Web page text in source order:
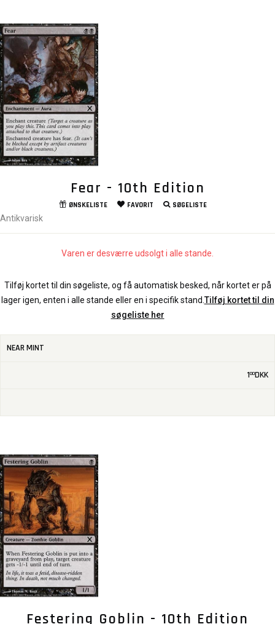
Fear - 10th Edition
ØNSKELISTE FAVORIT SØGELISTE
Antikvarisk
Varen er desværre udsolgt i alle stande.
Tilføj kortet til din søgeliste, og få automatisk besked, når kortet er på
lager igen, enten i alle stande eller en i specifik stand. Tilføj kortet til din
søgeliste her
NEAR MINT
100DKK
Festering Goblin - 10th Edition